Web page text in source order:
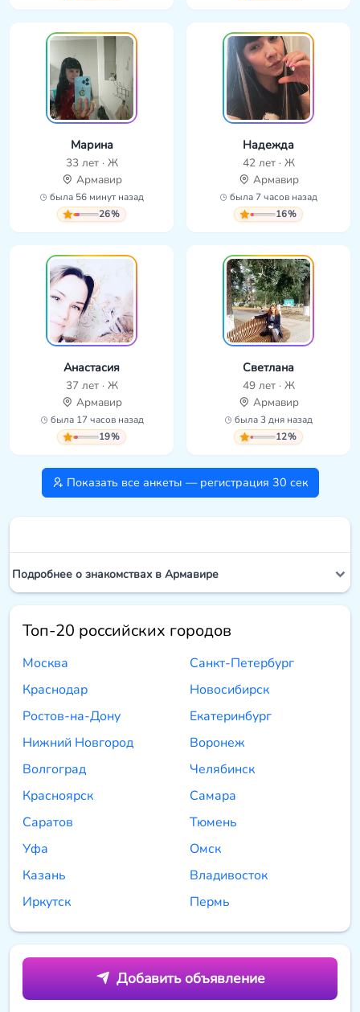
Марина
33 лет · Ж
Армавир
была 56 минут назад
26%
Надежда
42 лет · Ж
Армавир
была 7 часов назад
16%
Анастасия
37 лет · Ж
Армавир
была 17 часов назад
19%
Светлана
49 лет · Ж
Армавир
была 3 дня назад
12%
Показать все анкеты — регистрация 30 сек
Подробнее о знакомствах в Армавире
Топ-20 российских городов
Москва
Санкт-Петербург
Краснодар
Новосибирск
Ростов-на-Дону
Екатеринбург
Нижний Новгород
Воронеж
Волгоград
Челябинск
Красноярск
Самара
Саратов
Тюмень
Уфа
Омск
Казань
Владивосток
Иркутск
Пермь
Добавить объявление